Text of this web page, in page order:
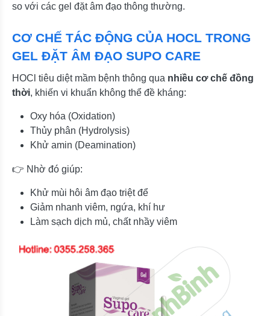
so với các gel đặt âm đạo thông thường.
CƠ CHẾ TÁC ĐỘNG CỦA HOCL TRONG
GEL ĐẶT ÂM ĐẠO SUPO CARE
HOCl tiêu diệt mầm bệnh thông qua nhiều cơ chế đồng
thời, khiến vi khuẩn không thể đề kháng:
Oxy hóa (Oxidation)
Thủy phân (Hydrolysis)
Khử amin (Deamination)
👉 Nhờ đó giúp:
Khử mùi hôi âm đạo triệt để
Giảm nhanh viêm, ngứa, khí hư
Làm sạch dịch mủ, chất nhầy viêm